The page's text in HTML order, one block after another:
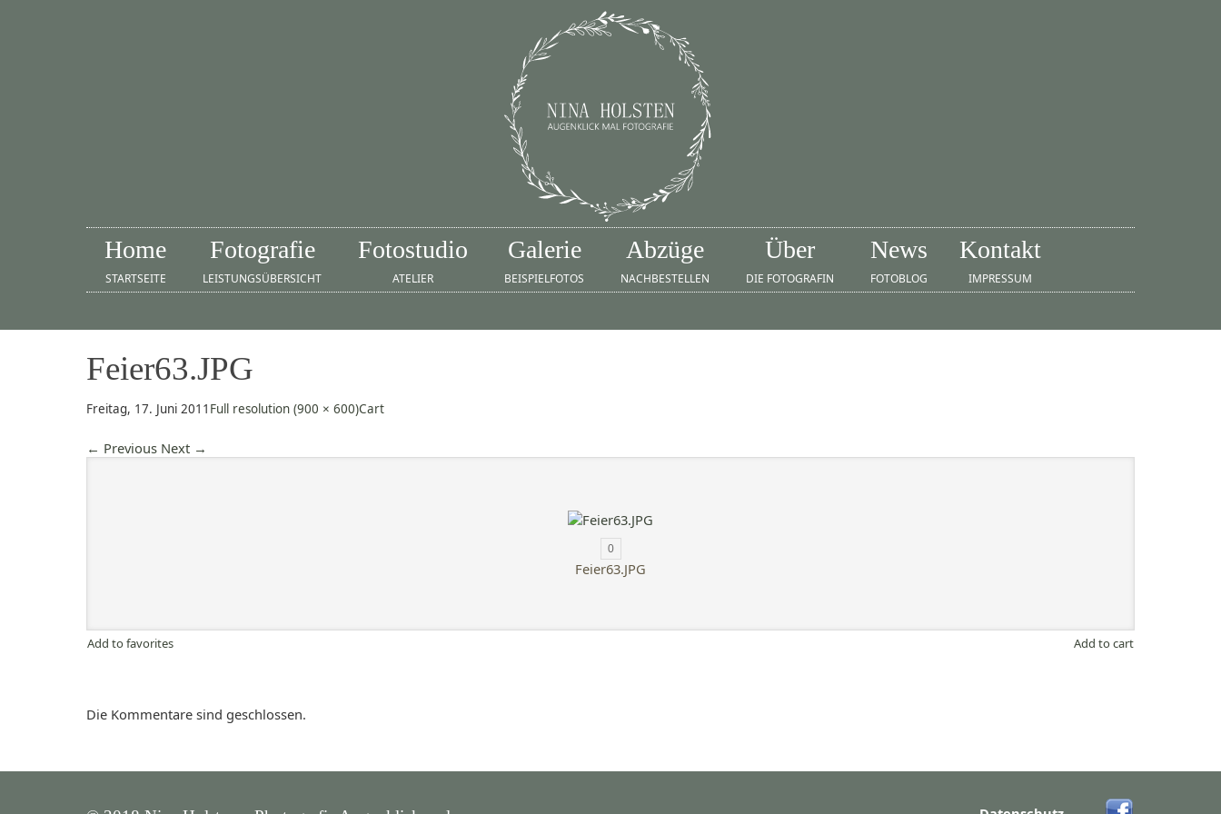
Home
STARTSEITE
Fotografie
LEISTUNGSÜBERSICHT
Fotostudio
ATELIER
Galerie
BEISPIELFOTOS
Abzüge
NACHBESTELLEN
Über
DIE FOTOGRAFIN
News
FOTOBLOG
Kontakt
IMPRESSUM
Feier63.JPG
Freitag, 17. Juni 2011 Full resolution (900 × 600)Cart
← Previous Next →
0
Feier63.JPG
Add to favorites Add to cart
Die Kommentare sind geschlossen.